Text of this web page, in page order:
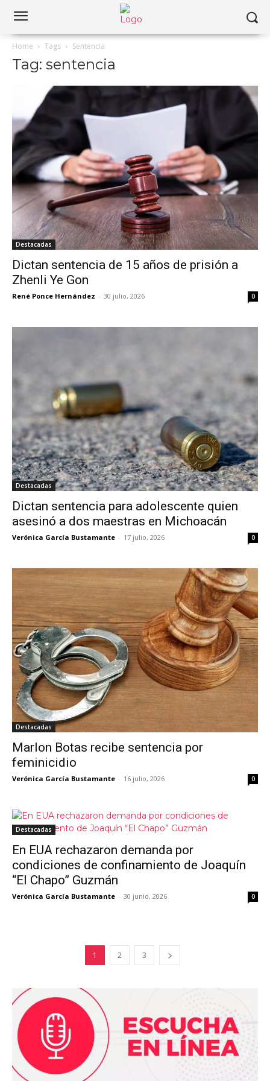
Home Tags Sentencia
Tag: sentencia
Destacadas
Dictan sentencia de 15 años de prisión a
Zhenli Ye Gon
René Ponce Hernández - 30 julio, 2026 0
Destacadas
Dictan sentencia para adolescente quien
asesinó a dos maestras en Michoacán
Verónica García Bustamante - 17 julio, 2026 0
Destacadas
Marlon Botas recibe sentencia por
feminicidio
Verónica García Bustamante - 16 julio, 2026 0
Destacadas
En EUA rechazaron demanda por
condiciones de confinamiento de Joaquín
“El Chapo” Guzmán
Verónica García Bustamante - 30 junio, 2026 0
1 2 3